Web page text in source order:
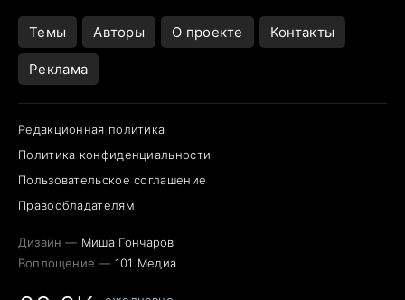
Темы Авторы О проекте Контакты
Реклама
Редакционная политика
Политика конфиденциальности
Пользовательское соглашение
Правообладателям
Дизайн — Миша Гончаров
Воплощение — 101 Медиа